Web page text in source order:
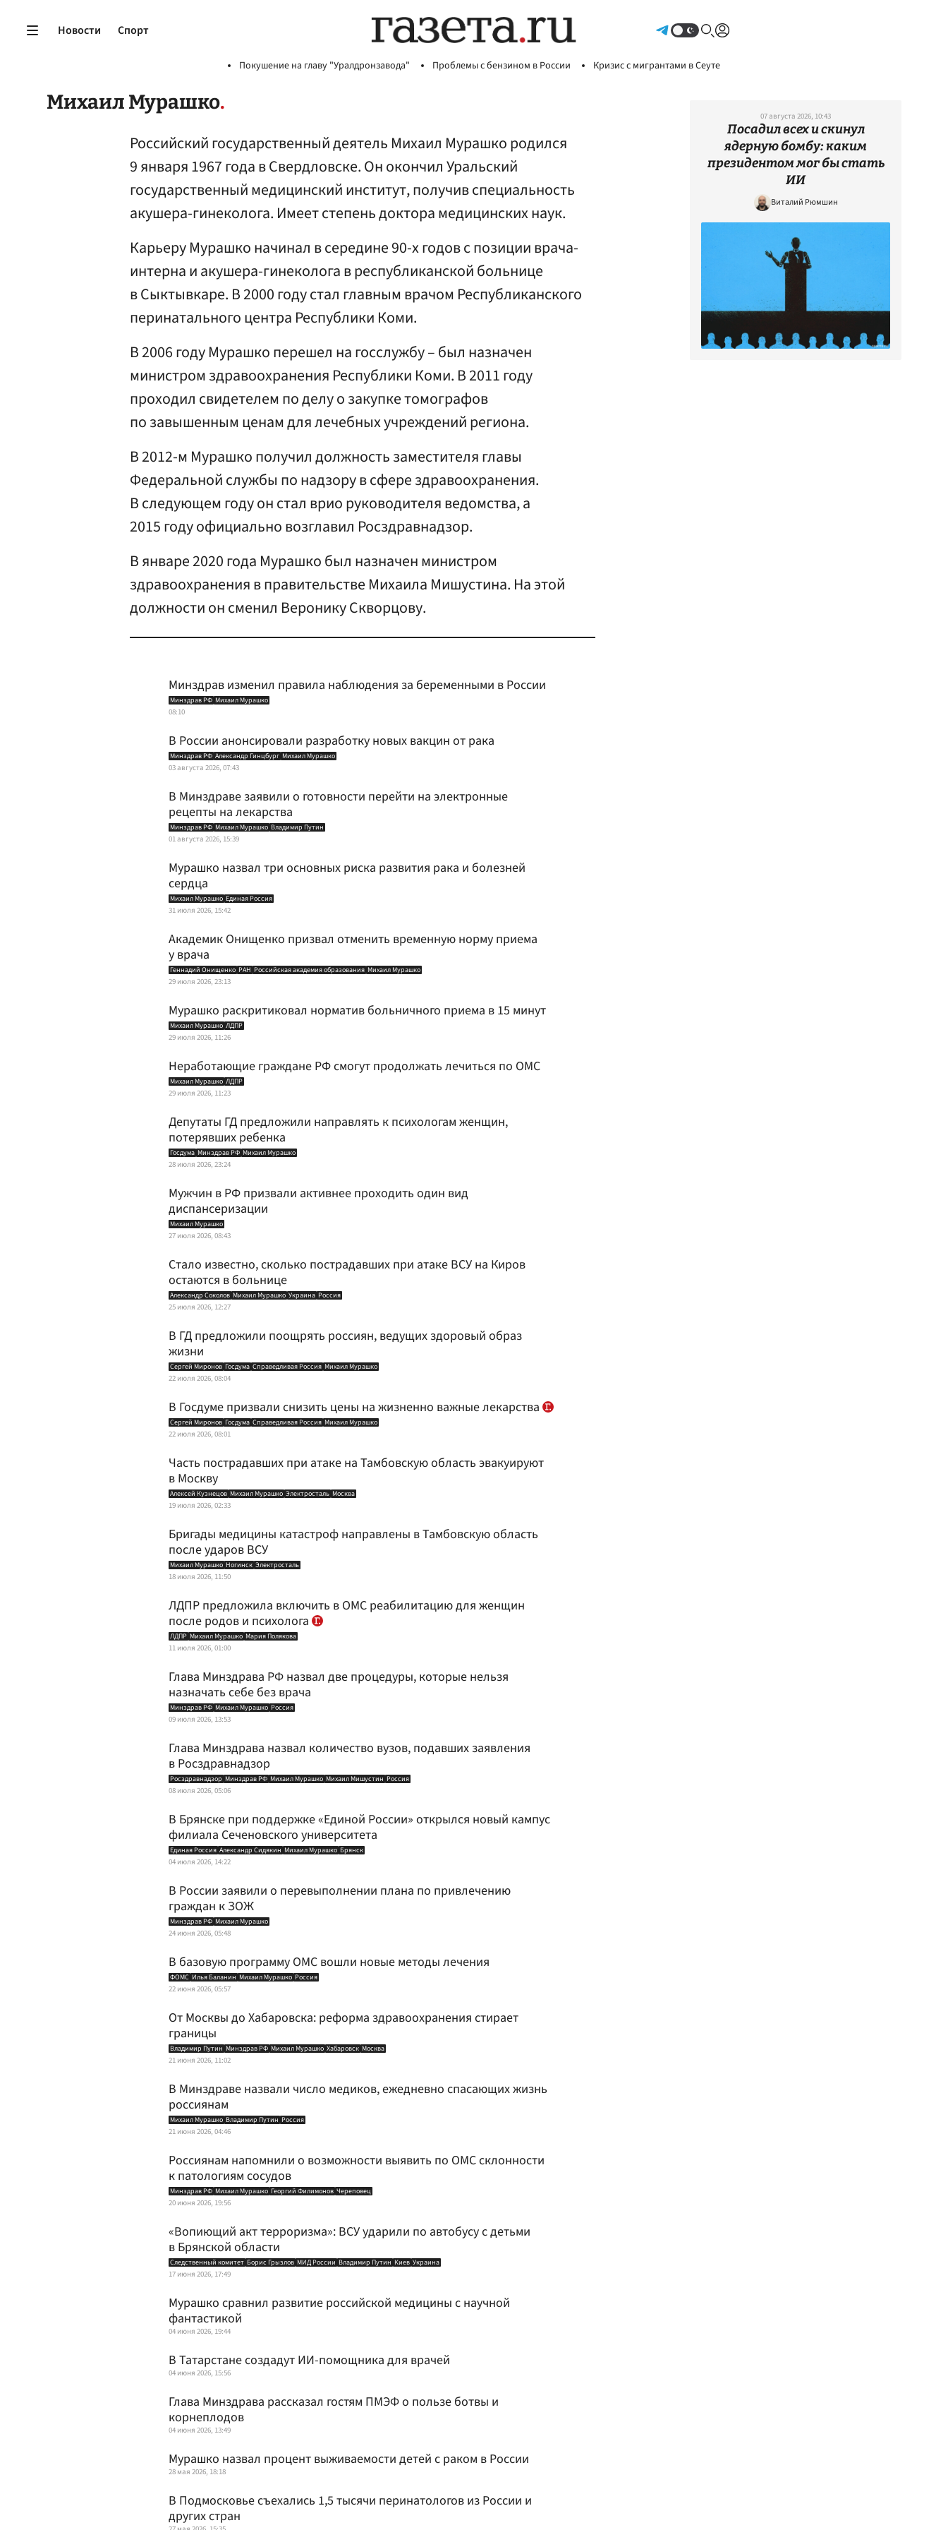
Новости Спорт
Покушение на главу "Уралдронзавода" Проблемы с бензином в России Кризис с мигрантами в Сеуте
Михаил Мурашко
Российский государственный деятель Михаил Мурашко родился
9 января 1967 года в Свердловске. Он окончил Уральский
государственный медицинский институт, получив специальность
акушера-гинеколога. Имеет степень доктора медицинских наук.
Карьеру Мурашко начинал в середине 90-х годов с позиции врача-
интерна и акушера-гинеколога в республиканской больнице
в Сыктывкаре. В 2000 году стал главным врачом Республиканского
перинатального центра Республики Коми.
В 2006 году Мурашко перешел на госслужбу – был назначен
министром здравоохранения Республики Коми. В 2011 году
проходил свидетелем по делу о закупке томографов
по завышенным ценам для лечебных учреждений региона.
В 2012-м Мурашко получил должность заместителя главы
Федеральной службы по надзору в сфере здравоохранения.
В следующем году он стал врио руководителя ведомства, а
2015 году официально возглавил Росздравнадзор.
В январе 2020 года Мурашко был назначен министром
здравоохранения в правительстве Михаила Мишустина. На этой
должности он сменил Веронику Скворцову.
Минздрав изменил правила наблюдения за беременными в России
Минздрав РФ Михаил Мурашко
08:10
В России анонсировали разработку новых вакцин от рака
Минздрав РФ Александр Гинцбург Михаил Мурашко
03 августа 2026, 07:43
В Минздраве заявили о готовности перейти на электронные
рецепты на лекарства
Минздрав РФ Михаил Мурашко Владимир Путин
01 августа 2026, 15:39
Мурашко назвал три основных риска развития рака и болезней
сердца
Михаил Мурашко Единая Россия
31 июля 2026, 15:42
Академик Онищенко призвал отменить временную норму приема
у врача
Геннадий Онищенко РАН Российская академия образования Михаил Мурашко
29 июля 2026, 23:13
Мурашко раскритиковал норматив больничного приема в 15 минут
Михаил Мурашко ЛДПР
29 июля 2026, 11:26
Неработающие граждане РФ смогут продолжать лечиться по ОМС
Михаил Мурашко ЛДПР
29 июля 2026, 11:23
Депутаты ГД предложили направлять к психологам женщин,
потерявших ребенка
Госдума Минздрав РФ Михаил Мурашко
28 июля 2026, 23:24
Мужчин в РФ призвали активнее проходить один вид
диспансеризации
Михаил Мурашко
27 июля 2026, 08:43
Стало известно, сколько пострадавших при атаке ВСУ на Киров
остаются в больнице
Александр Соколов Михаил Мурашко Украина Россия
25 июля 2026, 12:27
В ГД предложили поощрять россиян, ведущих здоровый образ
жизни
Сергей Миронов Госдума Справедливая Россия Михаил Мурашко
22 июля 2026, 08:04
В Госдуме призвали снизить цены на жизненно важные лекарства
Сергей Миронов Госдума Справедливая Россия Михаил Мурашко
22 июля 2026, 08:01
Часть пострадавших при атаке на Тамбовскую область эвакуируют
в Москву
Алексей Кузнецов Михаил Мурашко Электросталь Москва
19 июля 2026, 02:33
Бригады медицины катастроф направлены в Тамбовскую область
после ударов ВСУ
Михаил Мурашко Ногинск Электросталь
18 июля 2026, 11:50
ЛДПР предложила включить в ОМС реабилитацию для женщин
после родов и психолога
ЛДПР Михаил Мурашко Мария Полякова
11 июля 2026, 01:00
Глава Минздрава РФ назвал две процедуры, которые нельзя
назначать себе без врача
Минздрав РФ Михаил Мурашко Россия
09 июля 2026, 13:53
Глава Минздрава назвал количество вузов, подавших заявления
в Росздравнадзор
Росздравнадзор Минздрав РФ Михаил Мурашко Михаил Мишустин Россия
08 июля 2026, 05:06
В Брянске при поддержке «Единой России» открылся новый кампус
филиала Сеченовского университета
Единая Россия Александр Сидякин Михаил Мурашко Брянск
04 июля 2026, 14:22
В России заявили о перевыполнении плана по привлечению
граждан к ЗОЖ
Минздрав РФ Михаил Мурашко
24 июня 2026, 05:48
В базовую программу ОМС вошли новые методы лечения
ФОМС Илья Баланин Михаил Мурашко Россия
22 июня 2026, 05:57
От Москвы до Хабаровска: реформа здравоохранения стирает
границы
Владимир Путин Минздрав РФ Михаил Мурашко Хабаровск Москва
21 июня 2026, 11:02
В Минздраве назвали число медиков, ежедневно спасающих жизнь
россиянам
Михаил Мурашко Владимир Путин Россия
21 июня 2026, 04:46
Россиянам напомнили о возможности выявить по ОМС склонности
к патологиям сосудов
Минздрав РФ Михаил Мурашко Георгий Филимонов Череповец
20 июня 2026, 19:56
«Вопиющий акт терроризма»: ВСУ ударили по автобусу с детьми
в Брянской области
Следственный комитет Борис Грызлов МИД России Владимир Путин Киев Украина
17 июня 2026, 17:49
Мурашко сравнил развитие российской медицины с научной
фантастикой
04 июня 2026, 19:44
В Татарстане создадут ИИ-помощника для врачей
04 июня 2026, 15:56
Глава Минздрава рассказал гостям ПМЭФ о пользе ботвы и
корнеплодов
04 июня 2026, 13:49
Мурашко назвал процент выживаемости детей с раком в России
28 мая 2026, 18:18
В Подмосковье съехались 1,5 тысячи перинатологов из России и
других стран
07 августа 2026, 10:43
Посадил всех и скинул
ядерную бомбу: каким
президентом мог бы стать
ИИ
Виталий Рюмшин